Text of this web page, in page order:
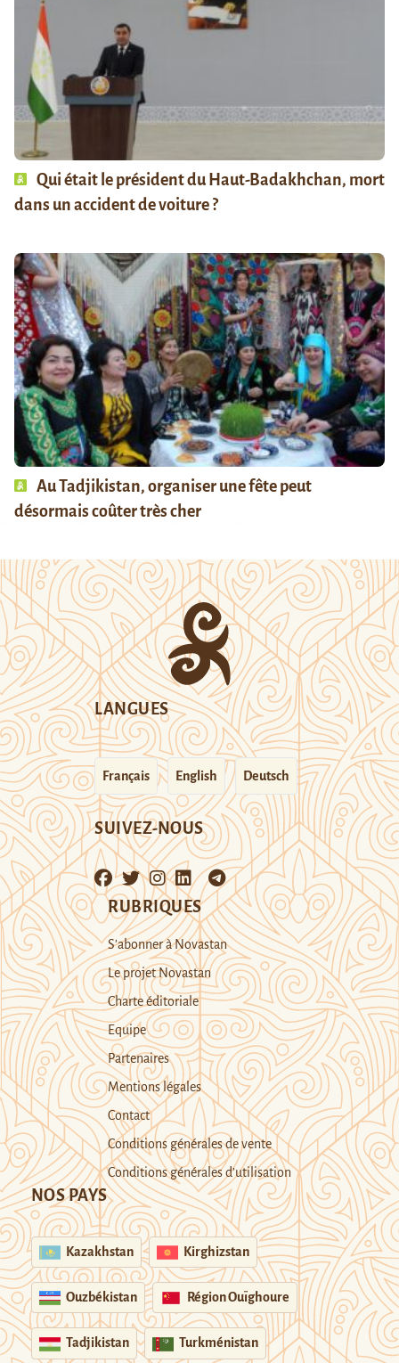
Qui était le président du Haut-Badakhchan, mort
dans un accident de voiture ?
Au Tadjikistan, organiser une fête peut
désormais coûter très cher
LANGUES
Français English Deutsch
SUIVEZ-NOUS
RUBRIQUES
S’abonner à Novastan
Le projet Novastan
Charte éditoriale
Equipe
Partenaires
Mentions légales
Contact
Conditions générales de vente
Conditions générales d’utilisation
NOS PAYS
Kazakhstan Kirghizstan
Ouzbékistan Région Ouïghoure
Tadjikistan Turkménistan